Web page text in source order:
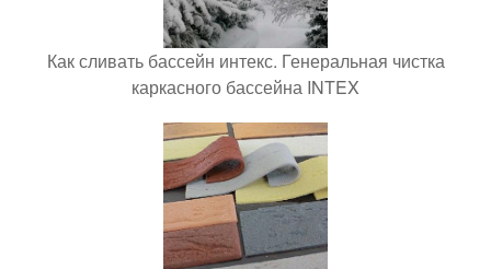
Как сливать бассейн интекс. Генеральная чистка
каркасного бассейна INTEX